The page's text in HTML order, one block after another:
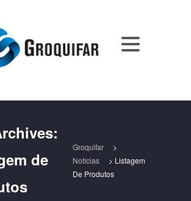
de
Groquifar
>
Notícias
> Listagem
De Produtos